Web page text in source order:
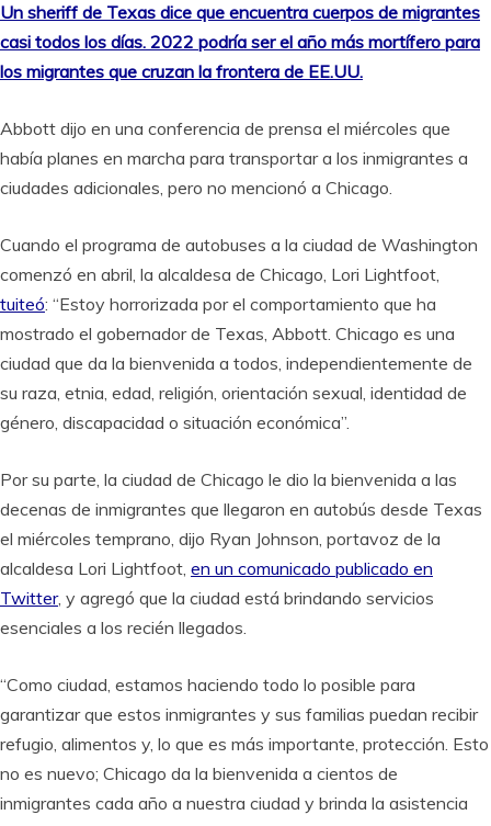
Un sheriff de Texas dice que encuentra cuerpos de migrantes
casi todos los días. 2022 podría ser el año más mortífero para
los migrantes que cruzan la frontera de EE.UU.
Abbott dijo en una conferencia de prensa el miércoles que
había planes en marcha para transportar a los inmigrantes a
ciudades adicionales, pero no mencionó a Chicago.
Cuando el programa de autobuses a la ciudad de Washington
comenzó en abril, la alcaldesa de Chicago, Lori Lightfoot,
tuiteó: “Estoy horrorizada por el comportamiento que ha
mostrado el gobernador de Texas, Abbott. Chicago es una
ciudad que da la bienvenida a todos, independientemente de
su raza, etnia, edad, religión, orientación sexual, identidad de
género, discapacidad o situación económica”.
Por su parte, la ciudad de Chicago le dio la bienvenida a las
decenas de inmigrantes que llegaron en autobús desde Texas
el miércoles temprano, dijo Ryan Johnson, portavoz de la
alcaldesa Lori Lightfoot, en un comunicado publicado en
Twitter, y agregó que la ciudad está brindando servicios
esenciales a los recién llegados.
“Como ciudad, estamos haciendo todo lo posible para
garantizar que estos inmigrantes y sus familias puedan recibir
refugio, alimentos y, lo que es más importante, protección. Esto
no es nuevo; Chicago da la bienvenida a cientos de
inmigrantes cada año a nuestra ciudad y brinda la asistencia